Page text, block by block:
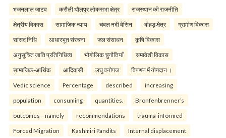
भजनलाल जाटव करौली धौलपुर लोकसभा क्षेत्र राजस्थान की राजनीति
क्षेत्रीय विकास सामाजिक न्याय चंबल नदी बेसिन बीहड़ क्षेत्र ग्रामीण विकास
सांसद निधि आधारभूत संरचना जल संसाधन कृषि विकास
अनुसूचित जाति प्रतिनिधित्व भौगोलिक चुनौतियाँ समावेशी विकास
सामाजिक-आर्थिक आदिवासी लघु वनोपज विपणन में योगदान ।
Vedic science Percentage described increasing
population consuming quantities. Bronfenbrenner’s
outcomes—namely recommendations trauma-informed
Forced Migration Kashmiri Pandits Internal displacement